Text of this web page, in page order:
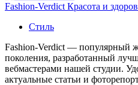
Fashion-Verdict Красота и
Стиль
Fashion-Verdict — популярный
поколения, разработанный
вебмастерами нашей студии.
актуальные статьи и